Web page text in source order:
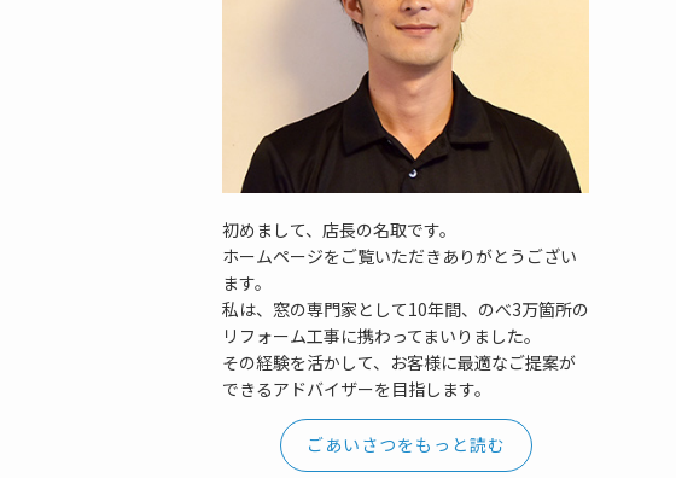
初めまして、店長の名取です。
ホームページをご覧いただきありがとうござい
ます。
私は、窓の専門家として10年間、のべ3万箇所の
リフォーム工事に携わってまいりました。
その経験を活かして、お客様に最適なご提案が
できるアドバイザーを目指します。
ごあいさつをもっと読む